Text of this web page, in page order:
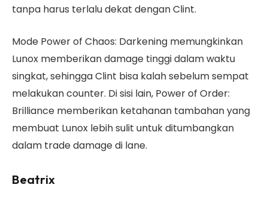
tanpa harus terlalu dekat dengan Clint.
Mode Power of Chaos: Darkening memungkinkan
Lunox memberikan damage tinggi dalam waktu
singkat, sehingga Clint bisa kalah sebelum sempat
melakukan counter. Di sisi lain, Power of Order:
Brilliance memberikan ketahanan tambahan yang
membuat Lunox lebih sulit untuk ditumbangkan
dalam trade damage di lane.
Beatrix